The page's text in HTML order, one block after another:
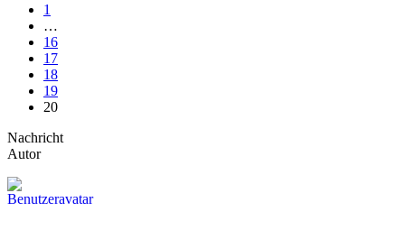
1
…
16
17
18
19
20
Nachricht
Autor